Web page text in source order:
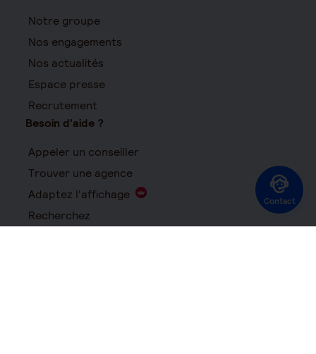
Contact
Notre groupe
Nos engagements
Nos actualités
Espace presse
Recrutement
Besoin d'aide ?
Appeler un conseiller
Trouver une agence
Adaptez l'affichage
Recherchez